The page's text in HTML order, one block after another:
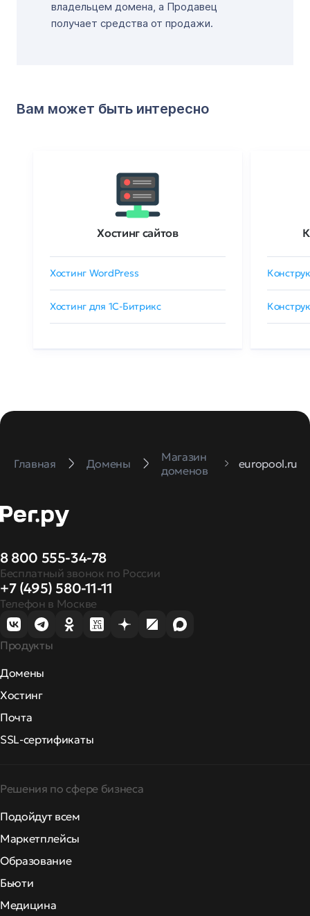
владельцем домена, а Продавец
получает средства от продажи.
Вам может быть интересно
Хостинг сайтов
Хостинг WordPress
Хостинг для 1C-Битрикс
Главная Домены
Магазин
доменов
europool.ru
8 800 555-34-78
Бесплатный звонок по России
+7 (495) 580-11-11
Телефон в Москве
Продукты
Домены
Хостинг
Почта
SSL-сертификаты
Решения по сфере бизнеса
Подойдут всем
Маркетплейсы
Образование
Бьюти
Медицина